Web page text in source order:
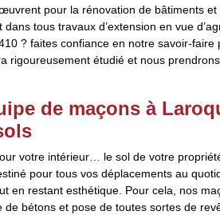
pour la rénovation de bâtiments
tous travaux d’extension en vue
? faites confiance en notre savoir-faire
rigoureusement étudié et nous
de maçons à
votre intérieur… le sol de votre
pour tous vos déplacements au
en restant esthétique. Pour cela, nos
bétons et pose de toutes sortes de